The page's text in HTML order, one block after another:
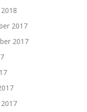
2017
2017